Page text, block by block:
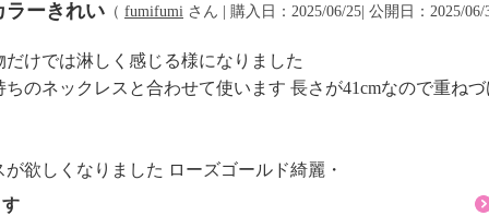
ラーきれい （ fumifumi さん | 購入日：2025/06/25| 公開日：2025/06/
けでは淋しく感じる様になりました
のネックレスと合わせて使います 長さが41cmなので重ね
欲しくなりました ローズゴールド綺麗・